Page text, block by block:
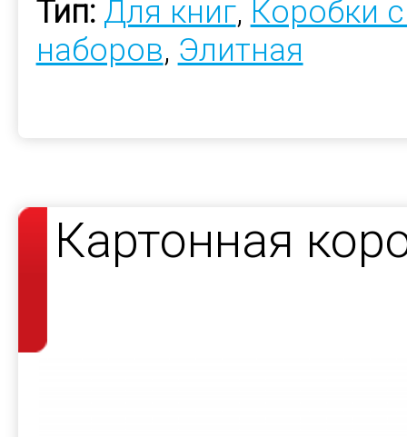
Тип: Для книг, Коробки
наборов, Элитная
Картонная